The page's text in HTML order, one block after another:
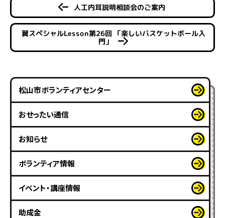
人工内耳説明相談会のご案内
翼スペシャルLesson第26回 「楽しいバスケットボール入
門」
松山市ボランティアセンター
おせったい通信
お知らせ
ボランティア情報
イベント・講座情報
助成金